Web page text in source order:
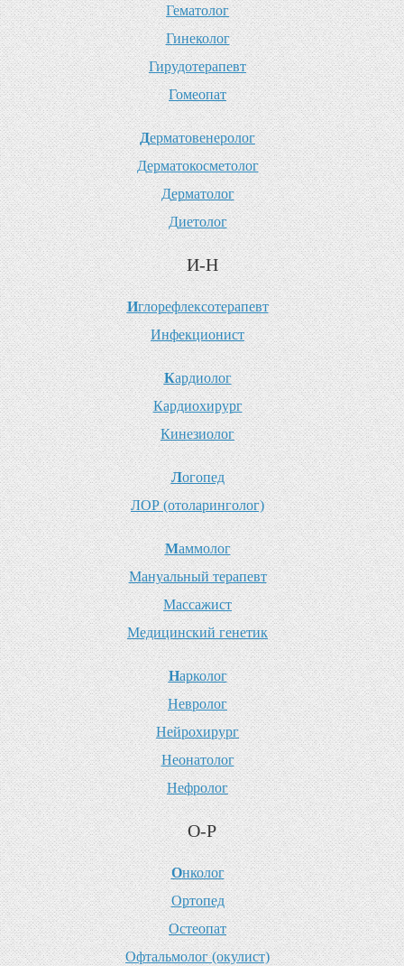
Гематолог
Гинеколог
Гирудотерапевт
Гомеопат
Дерматовенеролог
Дерматокосметолог
Дерматолог
Диетолог
И-Н
Иглорефлексотерапевт
Инфекционист
Кардиолог
Кардиохирург
Кинезиолог
Логопед
ЛОР (отоларинголог)
Маммолог
Мануальный терапевт
Массажист
Медицинский генетик
Нарколог
Невролог
Нейрохирург
Неонатолог
Нефролог
О-Р
Онколог
Ортопед
Остеопат
Офтальмолог (окулист)